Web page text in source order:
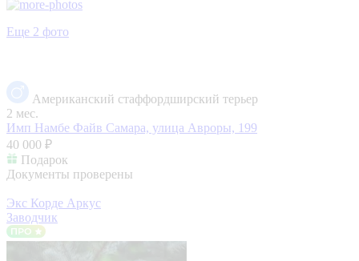
Еще 2 фото
Американский стаффордширский терьер
2 мес.
Имп Намбе Файв Самара, улица Авроры, 199
40 000 ₽
Подарок
Документы проверены
Экс Корде Аркус
Заводчик